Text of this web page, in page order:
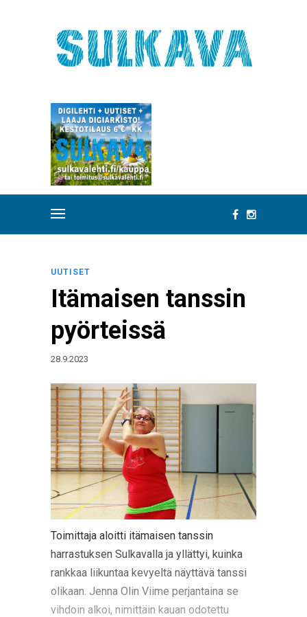
UUTISET
Itämaisen tanssin
pyörteissä
28.9.2023
Toimittaja aloitti itämaisen tanssin
harrastuksen Sulkavalla ja yllättyi, kuinka
rankkaa liikuntaa kevyeltä näyttävä tanssi
olikaan. Jenna Olin Viime perjantaina se
vihdoin alkoi, nimittäin kauan odotettu